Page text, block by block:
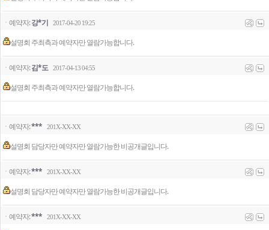
ㆍ예약자:강*기 2017-04-20 19:25
설명회 주최측과 예약자만 열람가능합니다.
ㆍ예약자:김*도 2017-04-13 04:55
설명회 주최측과 예약자만 열람가능합니다.
ㆍ예약자:*** 201X-XX-XX
설명회 담당자만 예약자만 열람가능한 비공개글입니다.
ㆍ예약자:*** 201X-XX-XX
설명회 담당자만 예약자만 열람가능한 비공개글입니다.
ㆍ예약자:*** 201X-XX-XX